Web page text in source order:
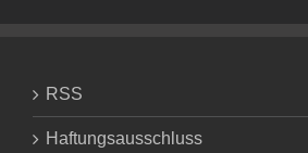
RSS
Haftungsausschluss